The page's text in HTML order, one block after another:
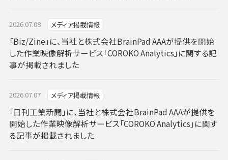
2026.07.08 メディア掲載情報
「Biz/Zine」に、当社と株式会社BrainPad AAAが提供を開始
した作業映像解析サービス「COROKO Analytics」に関する記
事が掲載されました
2026.07.07 メディア掲載情報
「日刊工業新聞」に、当社と株式会社BrainPad AAAが提供を
開始した作業映像解析サービス「COROKO Analytics」に関す
る記事が掲載されました